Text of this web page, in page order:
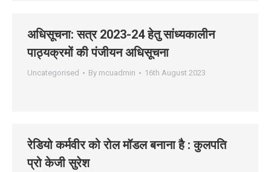
अधिसूचना: सत्र 2023-24 हेतु सांध्‍यकालीन
पाठ्यक्रमों की पंजीयन अधिसूचना
Uncategorised By mcuadmin 16th August 2023
रेडियो कर्मवीर को रोल मॉडल बनाना है : कुलपति
प्रो केजी सुरेश